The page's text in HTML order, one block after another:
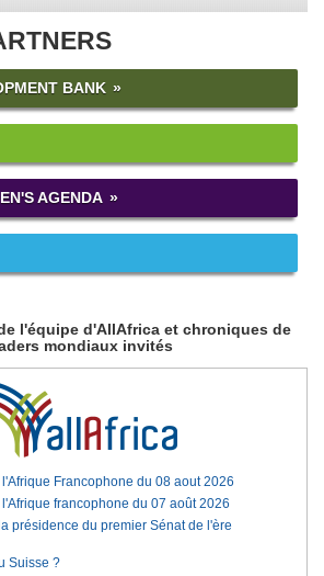
BANK
AGENDA
l'équipe d'AllAfrica et chroniques de
mondiaux invités
Francophone du 08 aout 2026
francophone du 07 août 2026
présidence du premier Sénat de l'ère
Suisse ?